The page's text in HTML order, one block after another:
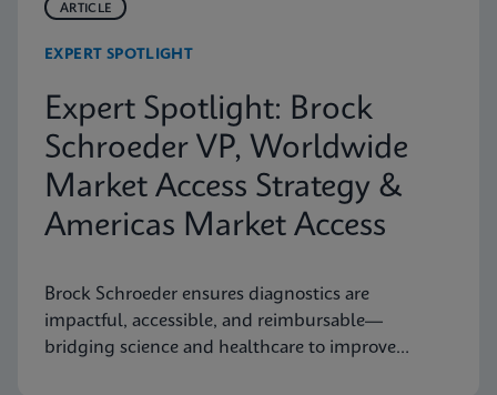
ARTICLE
EXPERT SPOTLIGHT
Expert Spotlight: Brock
Schroeder VP, Worldwide
Market Access Strategy &
Americas Market Access
Brock Schroeder ensures diagnostics are
impactful, accessible, and reimbursable—
bridging science and healthcare to improve